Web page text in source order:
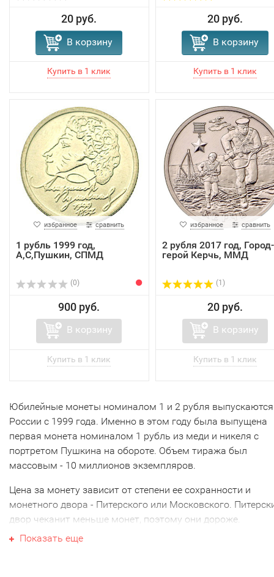
20 руб.
В корзину
20 руб.
В корзину
избранное сравнить
1 рубль 1999 год,
А,С,Пушкин, СПМД
(0)
900 руб.
В корзину
избранное сравнить
2 рубля 2017 год, Город-
герой Керчь, ММД
(1)
20 руб.
В корзину
Юбилейные монеты номиналом 1 и 2 рубля
России с 1999 года. Именно в этом году была выпущена
первая монета номиналом 1 рубль из меди и никеля с
портретом Пушкина на обороте. Объем тиража был
массовым - 10 миллионов экземпляров.
Цена за монету зависит от степени ее сохранности и
монетного двора - Питерского или Московского.
двор чеканит меньше монет, поэтому они дороже.
Популярные юбилейные
Показать еще